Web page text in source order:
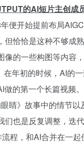
的AI短片主创成
开始提前布局
恰恰是这种不够
的一些构图等内
年初的时候，AI的
的第一个长篇视
睛》故事中的情节
也是反复调整，
程，和AI合并在一